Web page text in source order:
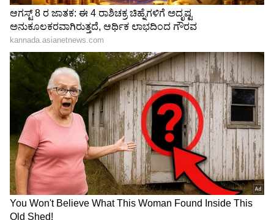
ಕಡಿಮೆ ಹೂಡಿಕೆ, ಲಕ್ಷಾಂತರ ಲಾಭ! ರೈತರನ್ನು 'ರಾಜ'ನನ್ನಾಗಿ ಮಾಡುವ 5
ಬೆಳೆಗಳು ಇಲ್ಲಿವೆ ನೋಡಿ..!
LATEST VIDEOS
"ರಾಜಕೀಯ ಬೇಡ, ಸಿನಿಮಾನೇ ಪ್ರಾಣ":
ಕನಕೋತ್ಸವದಲ್ಲಿ ರಿಷಬ್ ಶೆಟ್ಟಿ | Rishab